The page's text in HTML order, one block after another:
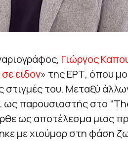
Γιώργος
είδον» της ΕΡΤ, όπου
του. Μεταξύ
παρουσιαστής στο
ως αποτέλεσμα μιας
με χιούμορ στη φάση